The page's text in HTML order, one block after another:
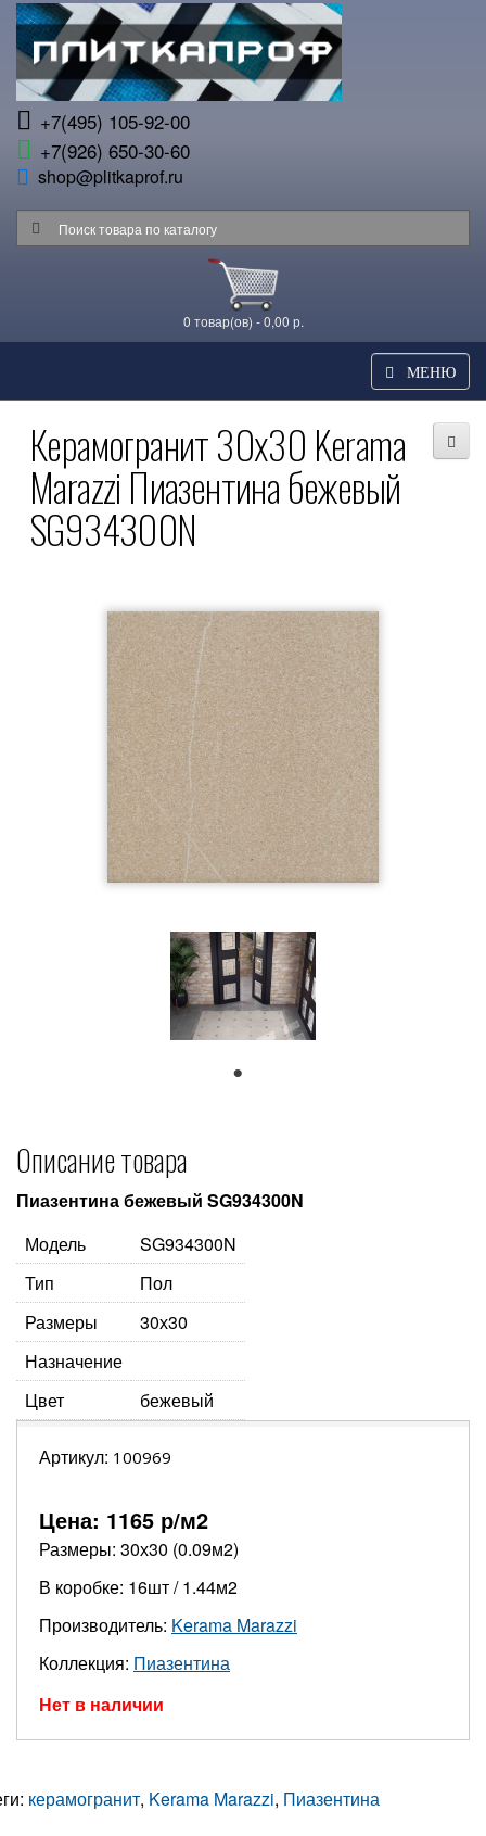
+7(495) 105-92-00
+7(926) 650-30-60
shop@plitkaprof.ru
0 товар(ов) - 0,00 р.
МЕНЮ
Керамогранит 30x30 Kerama
Marazzi Пиазентина бежевый
SG934300N
Описание товара
Пиазентина бежевый SG934300N
Модель
SG934300N
Тип
Пол
Размеры
30х30
Назначение
Цвет
бежевый
Артикул: 100969
Цена: 1165 р/м2
Размеры: 30х30 (0.09м2)
В коробке: 16шт / 1.44м2
Производитель: Kerama Marazzi
Коллекция: Пиазентина
Нет в наличии
керамогранит, Kerama Marazzi, Пиазентина